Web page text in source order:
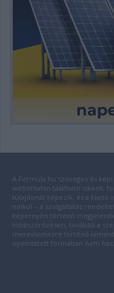
A Formula.hu szöveges és
weboldalon található cikkek,
tulajdonát képezik, és a kiadó
nélkül – a szolgáltatás
képernyőn történő
többszörözésen, továbbá a
merevlemezre történő
nyomtatott formában nem